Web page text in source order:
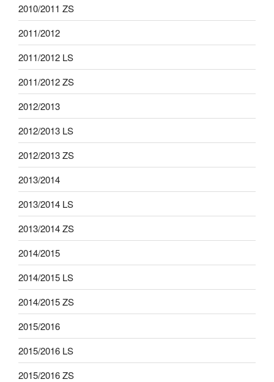
2010/2011 ZS
2011/2012
2011/2012 LS
2011/2012 ZS
2012/2013
2012/2013 LS
2012/2013 ZS
2013/2014
2013/2014 LS
2013/2014 ZS
2014/2015
2014/2015 LS
2014/2015 ZS
2015/2016
2015/2016 LS
2015/2016 ZS